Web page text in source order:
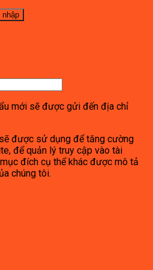
nhập
mới sẽ được gửi đến địa chỉ
được sử dụng để tăng cường
để quản lý truy cập vào tài
đích cụ thể khác được mô tả
chúng tôi.